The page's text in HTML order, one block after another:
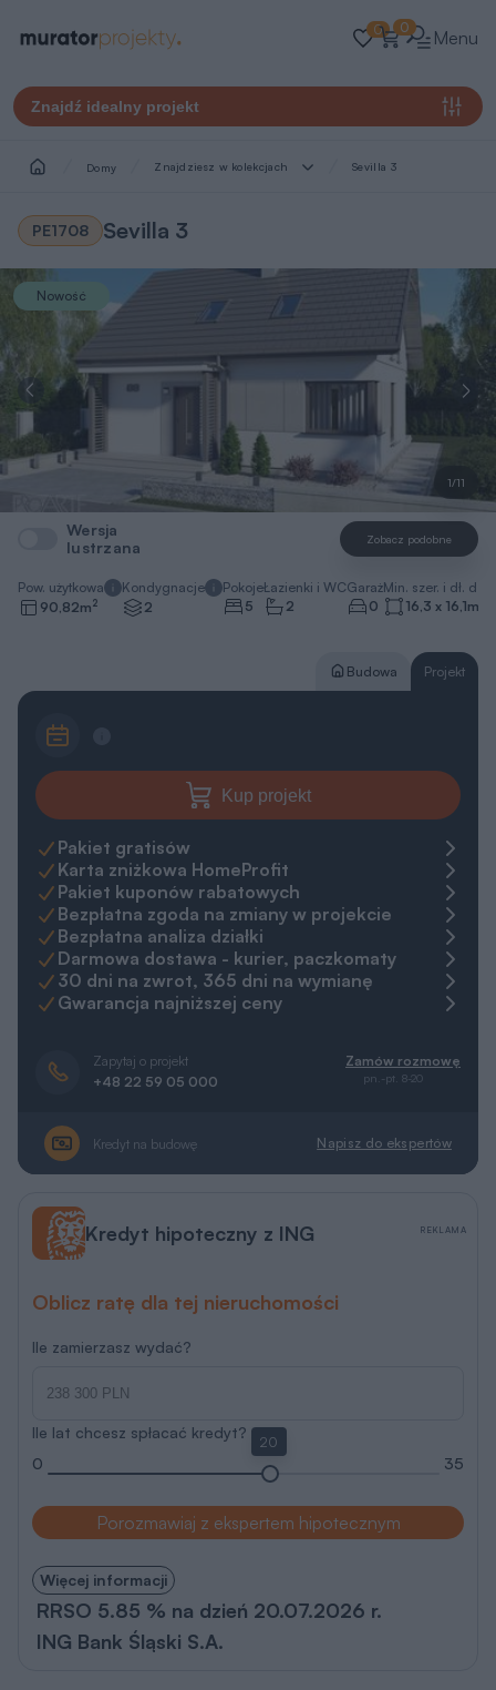
0 0 Menu
Znajdź idealny projekt
Domy Znajdziesz w kolekcjach Sevilla 3
PE1708 Sevilla 3
1/11
Nowość
Wersja
lustrzana
Zobacz podobne
Pow. użytkowa
90,82m2
Kondygnacje
2
Pokoje
5
Łazienki i WC
2
Garaż
0
Min. szer. i dł.
16,3 x 16,1m
Budowa Projekt
Kup projekt
Pakiet gratisów
Karta zniżkowa HomeProfit
Pakiet kuponów rabatowych
Bezpłatna zgoda na zmiany w projekcie
Bezpłatna analiza działki
Darmowa dostawa - kurier, paczkomaty
30 dni na zwrot, 365 dni na wymianę
Gwarancja najniższej ceny
Zapytaj o projekt
+48 22 59 05 000
Zamów rozmowę
pn.-pt. 8-20
Kredyt na budowę Napisz do ekspertów
Kredyt hipoteczny z ING
Oblicz ratę dla tej nieruchomości
Ile zamierzasz wydać?
Ile lat chcesz spłacać kredyt?
0
20
35
Porozmawiaj z ekspertem hipotecznym
Więcej informacji
RRSO 5.85 % na dzień 20.07.2026 r.
ING Bank Śląski S.A.
REKLAMA